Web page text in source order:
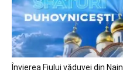
Învierea Fiului văduvei din Nain